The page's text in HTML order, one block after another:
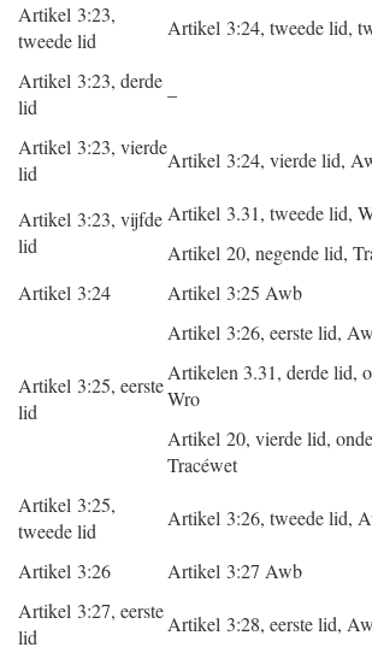
Artikel 3:23,
tweede lid
Artikel 3:24, tweede lid,
Artikel 3:23, derde
lid
–
Artikel 3:23, vierde
lid
Artikel 3:24, vierde lid,
Artikel 3:23, vijfde
lid
Artikel 3.31, tweede lid,
Artikel 20, negende lid,
Artikel 3:24
Artikel 3:25 Awb
Artikel 3:25, eerste
lid
Artikel 3:26, eerste lid,
Artikelen 3.31, derde lid,
Wro
Artikel 20, vierde lid,
Tracéwet
Artikel 3:25,
tweede lid
Artikel 3:26, tweede lid,
Artikel 3:26
Artikel 3:27 Awb
Artikel 3:27, eerste
lid
Artikel 3:28, eerste lid,